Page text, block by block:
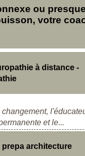
ou
votre
à distance -
et le...
prepa architecture